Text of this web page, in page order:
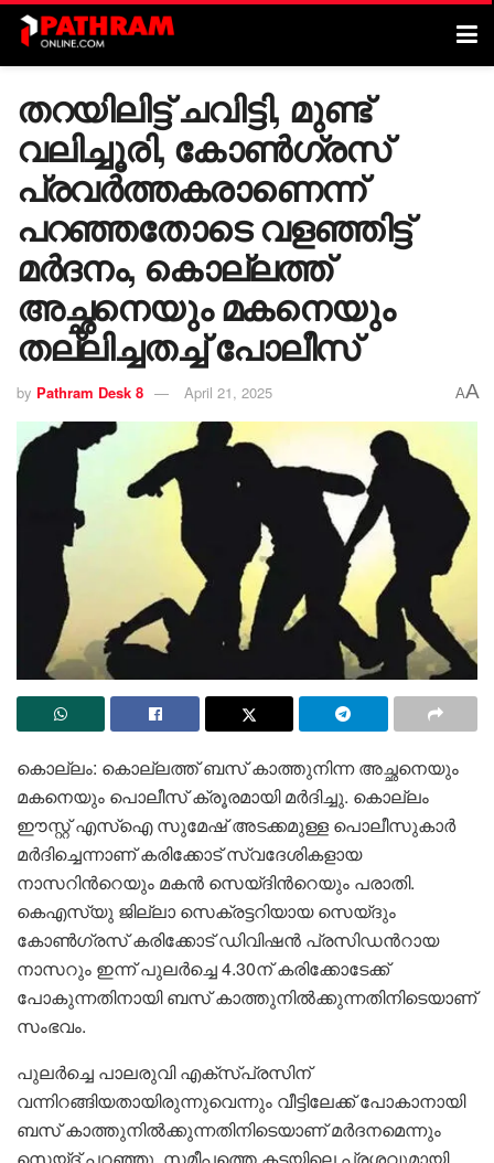
തറയിലിട്ട് ചവിട്ടി, മുണ്ട്
വലിച്ചൂരി, കോൺഗ്രസ്
പ്രവർത്തകരാണെന്ന്
പറഞ്ഞതോടെ വളഞ്ഞിട്ട്
മർദനം, കൊല്ലത്ത്
അച്ഛനെയും മകനെയും
തല്ലിച്ചതച്ച് പോലീസ്
by Pathram Desk 8 April 21, 2025 AA
കൊല്ലം: കൊല്ലത്ത് ബസ് കാത്തുനിന്ന അച്ഛനെയും
മകനെയും പൊലീസ് ക്രൂരമായി മര്‍ദിച്ചു. കൊല്ലം
ഈസ്റ്റ് എസ്ഐ സുമേഷ് അടക്കമുള്ള പൊലീസുകാര്‍
മര്‍ദിച്ചെന്നാണ് കരിക്കോട് സ്വദേശികളായ
നാസറിന്‍റെയും മകന്‍ സെയ്ദിന്‍റെയും പരാതി.
കെഎസ്‍യു ജില്ലാ സെക്രട്ടറിയായ സെയ്ദും
കോണ്‍ഗ്രസ് കരിക്കോട് ഡിവിഷൻ പ്രസിഡന്‍റായ
നാസറും ഇന്ന് പുലര്‍ച്ചെ 4.30ന് കരിക്കോടേക്ക്
പോകുന്നതിനായി ബസ് കാത്തുനിൽക്കുന്നതിനിടെയാണ്
സംഭവം.
പുലര്‍ച്ചെ പാലരുവി എക്സ്പ്രസിന്
വന്നിറങ്ങിയതായിരുന്നുവെന്നും വീട്ടിലേക്ക് പോകാനായി
ബസ് കാത്തുനിൽക്കുന്നതിനിടെയാണ് മര്‍ദനമെന്നും